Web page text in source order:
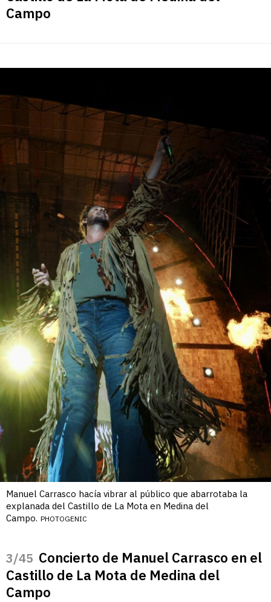
Campo
Manuel Carrasco hacía vibrar al público que abarrotaba la
explanada del Castillo de La Mota en Medina del
Campo. PHOTOGENIC
/45 Concierto de Manuel Carrasco en el
Castillo de La Mota de Medina del
Campo